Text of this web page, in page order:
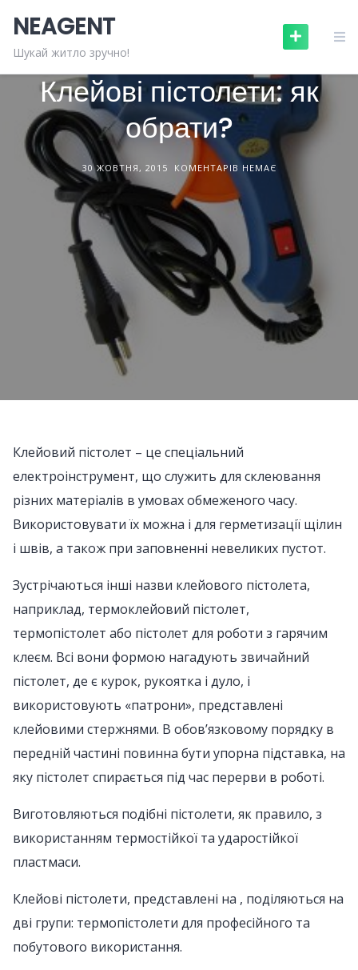
content
NEAGENT
Шукай житло зручно!БУДІВЕЛЬНЕ ОБЛАДНАННЯ
Клейові пістолети: як
обрати?
30 ЖОВТНЯ, 2015 КОМЕНТАРІВ НЕМАЄ
Клейовий пістолет – це спеціальний
електроінструмент, що служить для склеювання
різних матеріалів в умовах обмеженого часу.
Використовувати їх можна і для герметизації щілин
і швів, а також при заповненні невеликих пустот.
Зустрічаються інші назви клейового пістолета,
наприклад, термоклейовий пістолет,
термопістолет або пістолет для роботи з гарячим
клеєм. Всі вони формою нагадують звичайний
пістолет, де є курок, рукоятка і дуло, і
використовують «патрони», представлені
клейовими стержнями. В обов’язковому порядку в
передній частині повинна бути упорна підставка, на
яку пістолет спирається під час перерви в роботі.
Виготовляються подібні пістолети, як правило, з
використанням термостійкої та ударостійкої
пластмаси.
Клейові пістолети, представлені на , поділяються на
дві групи: термопістолети для професійного та
побутового використання.